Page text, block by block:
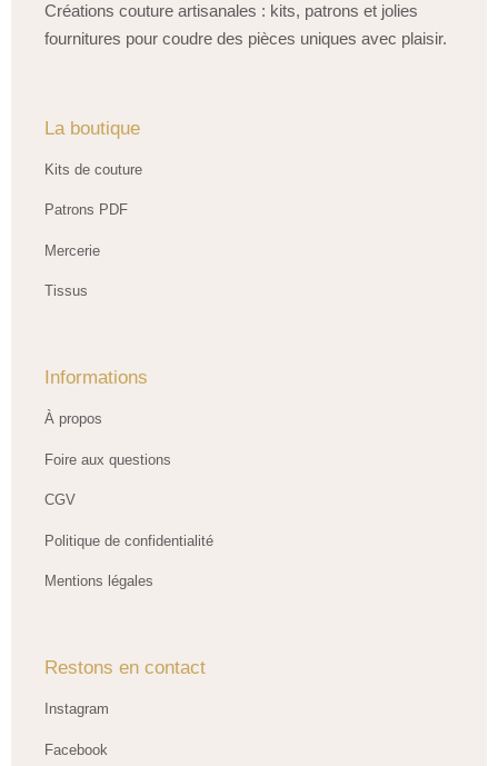
Créations couture artisanales : kits, patrons et jolies
fournitures pour coudre des pièces uniques avec plaisir.
La boutique
Kits de couture
Patrons PDF
Mercerie
Tissus
Informations
À propos
Foire aux questions
CGV
Politique de confidentialité
Mentions légales
Restons en contact
Instagram
Facebook